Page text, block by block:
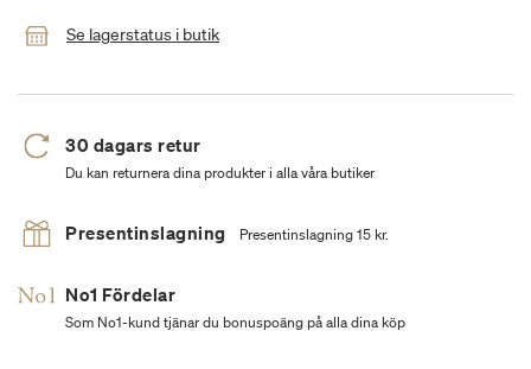
Se lagerstatus i butik
30 dagars retur
Du kan returnera dina produkter i alla våra butiker
Presentinslagning Presentinslagning 15 kr.
No1 Fördelar
Som No1-kund tjänar du bonuspoäng på alla dina köp